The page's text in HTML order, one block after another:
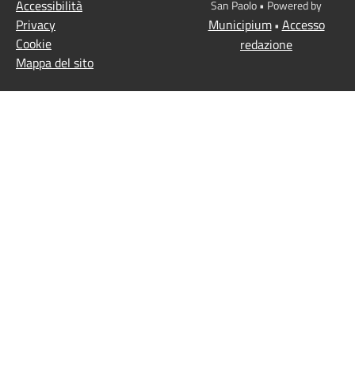
Accessibilità
Privacy
Cookie
Mappa del sito
San Paolo • Powered by
Municipium• Accesso
redazione